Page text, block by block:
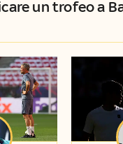
un trofeo a